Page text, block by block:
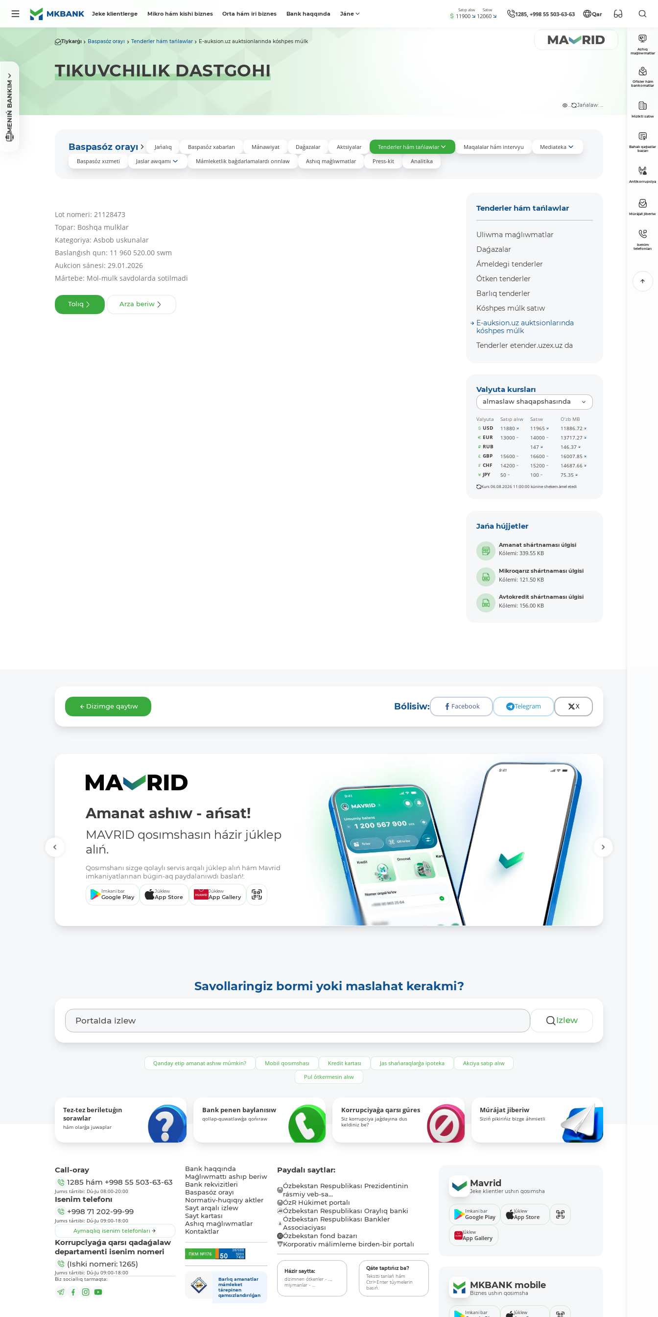
Jeke klientlerge Mikro hám kishi biznes Orta hám iri biznes Bank haqqında Jáne
Satıp alıw
11900
Satıw
12060 1285, +998 55 503-63-63 Qar
MENIŃ BANKIM
Tiykarǵı Baspasóz orayı Tenderler hám tańlawlar E-auksion.uz auktsionlarında kóshpes múlk
TIKUVCHILIK DASTGOHI
... Jańalaw: ...
Baspasóz orayı Jańalıq Baspasóz xabarları Mánawiyat Daǵazalar Aktsiyalar Tenderler hám tańlawlar Maqalalar hám intervyu
Mediateka
Baspasóz xızmeti
Jaslar awqamı Mámleketlik baǵdarlamalardı orınlaw Ashıq maǵlıwmatlar Press-kit Analitika
Lot nomeri: 21128473
Topar: Boshqa mulklar
Kategoriya: Asbob uskunalar
Baslanǵısh qun: 11 960 520.00 swm
Aukcion sánesi: 29.01.2026
Mártebe: Mol-mulk savdolarda sotilmadi
Tolıq Arza beriw
Tenderler hám tańlawlar
Uliwma maǵlıwmatlar
Daǵazalar
Ámeldegi tenderler
Ótken tenderler
Barlıq tenderler
Kóshpes múlk satıw
E-auksion.uz auktsionlarında
kóshpes múlk
Tenderler etender.uzex.uz da
Valyuta kursları
almaslaw shaqapshasında
Valyuta Satıp alıw Satıw
O‘zb MB
USD
11880 11965
11886.72
EUR
13000 14000
13717.27
RUB
147
146.37
GBP
15600 16600
16007.85
CHF
14200 15200
14687.66
JPY
50 100 75.35
Kurs 06.08.2026 11:00:00 kúnine shekem ámel etedi
Jańa hújjetler
Amanat shártnaması úlgisi
Kólemi: 339.55 KB
Mikroqarız shártnaması úlgisi
Kólemi: 121.50 KB
Avtokredit shártnaması úlgisi
Kólemi: 156.00 KB
Dizimge qaytıw Bólisiw: Facebook Telegram X
Amanat ashıw - ańsat!
MAVRID qosımshasın házir júklep
alıń.
Qosımshanı sizge qolaylı servis arqalı júklep alıń hám Mavrid
imkaniyatlarınan búgin-aq paydalanıwdı baslań!:
Imkani bar
Google Play
Júklew
App Store
Júklew
App Gallery
Savollaringiz bormi yoki maslahat kerakmi?
Izlew
Qanday etip amanat ashıw múmkin? Mobil qosımshası Kredit kartası Jas shańaraqlarǵa ipoteka
Akciya satıp alıw
Pul ótkermesin alıw
Tez-tez beriletuǵın
sorawlar
hám olarǵa juwaplar
Bank penen baylanısıw
qollap-quwatlawǵa qońıraw
Korrupciyaǵa qarsı gúres
Siz korrupciya jaǵdayına dus
keldiniz be?
Múrájat jiberiw
Siziń pikirińiz bizge áhmietli
Ashıq
maǵlıwmatlar
Ofisler hám
bankomatlar
Múlkti satıw
Bahalı qaǵazlar
bazarı
Antikorrupsiya
Múrájat jiberiw
Isenim
telefonları
Call-oray
1285 hám +998 55 503-63-63
Jumıs tártibi: Dú-Ju 08:00-20:00
Isenim telefonı
+998 71 202-99-99
Jumıs tártibi: Dú-Ju 09:00-18:00
Aymaqlıq isenim telefonları
Korrupciyaǵa qarsı qadaǵalaw
departamenti isenim nomeri
(Ishki nomeri: 1265)
Jumıs tártibi: Dú-Ju 09:00-18:00
Biz sociallıq tarmaqta:
Bank haqqında
Maǵlıwmattı ashıp beriw
Bank rekvizitleri
Baspasóz orayı
Normativ-huqıqıy aktler
Sayt arqalı izlew
Sayt kartası
Ashıq maǵlıwmatlar
Kontaktlar
Barlıq amanatlar
mámleket
tárepinen
qamsızlandırılǵan
Paydalı saytlar:
Ózbekstan Respublikası Prezidentinin
rásmiy veb-sa...
ÓzR Húkimet portalı
Ózbekstan Respublikası Oraylıq banki
Ózbekstan Respublikası Bankler
Associaciyası
Ózbekstan fond bazarı
Korporativ málimleme birden-bir portalı
Házir saytta:
dizimnen ótkenler - ...,
miymanlar - ...
Qáte taptıńız ba?
Tekstti tanlań hám
Ctrl+Enter túymelerin
basıń.
Mavrid
Jeke klientler ushın qosımsha
Imkani bar
Google Play
Júklew
App Store
Júklew
App Gallery
MKBANK mobile
Biznes ushın qosımsha
Imkani bar Júklew
Tolıq